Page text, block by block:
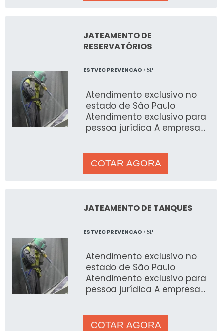
JATEAMENTO DE
RESERVATÓRIOS
ESTVEC PREVENCAO / SP
Atendimento exclusivo no
estado de São Paulo
Atendimento exclusivo para
pessoa jurídica A empresa
produzir ader&ec
COTAR AGORA
JATEAMENTO DE TANQUES
ESTVEC PREVENCAO / SP
Atendimento exclusivo no
estado de São Paulo
Atendimento exclusivo para
pessoa jurídica A empresa
subst
COTAR AGORA